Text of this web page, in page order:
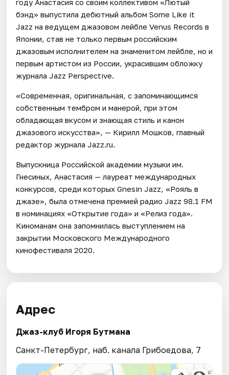
году Анастасия со своим коллективом «Лютый
бэнд» выпустила дебютный альбом Some Like it
Jazz на ведущем джазовом лейбле Venus Records в
Японии, став не только первым российским
джазовым исполнителем на знаменитом лейбле, но и
первым артистом из России, украсившим обложку
журнала Jazz Perspective.
«Современная, оригинальная, с запоминающимся
собственным тембром и манерой, при этом
обладающая вкусом и знающая стиль и канон
джазового искусства», — Кирилл Мошков, главный
редактор журнала Jazz.ru.
Выпускница Российской академии музыки им.
Гнесиных, Анастасия — лауреат международных
конкурсов, среди которых Gnesin Jazz, «Рояль в
джазе», была отмечена премией радио Jazz 98.1 FM
в номинациях «Открытие года» и «Релиз года».
Киноманам она запомнилась выступлением на
закрытии Московского Международного
кинофестиваля 2020.
Адрес
Джаз-клуб Игоря Бутмана
Санкт-Петербург, наб. канала Грибоедова, 7